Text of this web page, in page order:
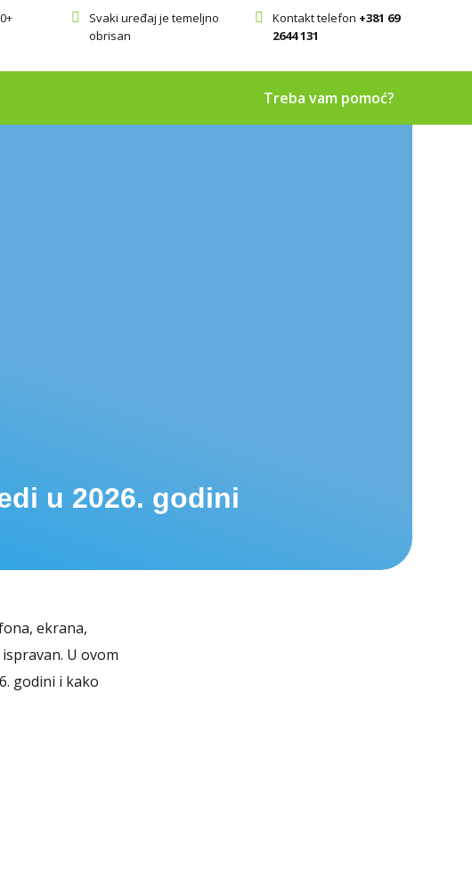
Svaki uređaj je temeljno
obrisan
Kontakt telefon +381 69
2644 131
Treba vam pomoć?
u 2026. godini
ekrana,
U ovom
godini i kako